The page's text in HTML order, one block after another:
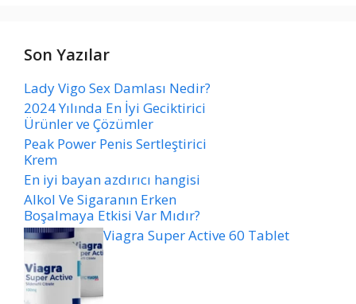
Son Yazılar
Lady Vigo Sex Damlası Nedir?
2024 Yılında En İyi Geciktirici
Ürünler ve Çözümler
Peak Power Penis Sertleştirici
Krem
En iyi bayan azdırıcı hangisi
Alkol Ve Sigaranın Erken
Boşalmaya Etkisi Var Mıdır?
Viagra Super Active 60 Tablet